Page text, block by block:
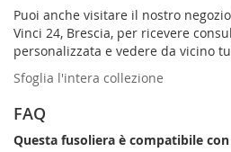
Puoi anche visitare il nostro
Vinci 24, Brescia, per ricevere
personalizzata e vedere da vicino
Sfoglia l'intera collezione
FAQ
Questa fusoliera è compatibile